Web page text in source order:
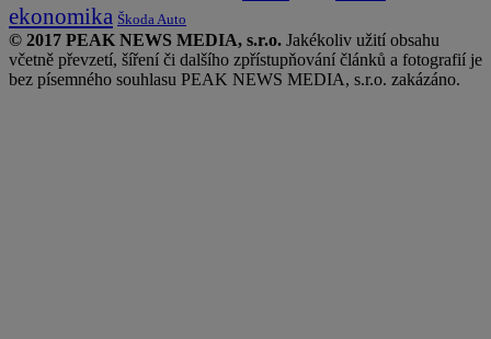
ekonomika Škoda Auto
© 2017 PEAK NEWS MEDIA, s.r.o. Jakékoliv užití obsahu
včetně převzetí, šíření či dalšího zpřístupňování článků a fotografií je
bez písemného souhlasu PEAK NEWS MEDIA, s.r.o. zakázáno.